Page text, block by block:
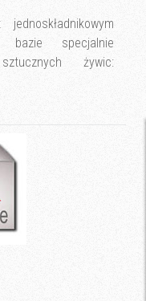
bazie specjalnie
żywic: